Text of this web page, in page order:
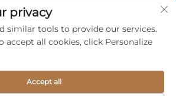
Co., Ltd. -
Политика за приватност
privacy
similar tools to provide our services.
accept all cookies, click Personalize
Accept all